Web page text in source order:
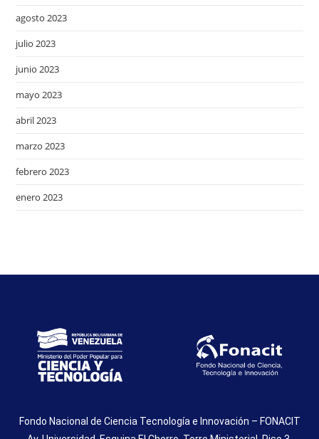
agosto 2023
julio 2023
junio 2023
mayo 2023
abril 2023
marzo 2023
febrero 2023
enero 2023
Fondo Nacional de Ciencia Tecnología e Innovación – FONACIT